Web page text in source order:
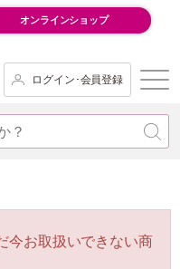
オンラインショップ
ログイン･会員登録
今お取扱いできない商